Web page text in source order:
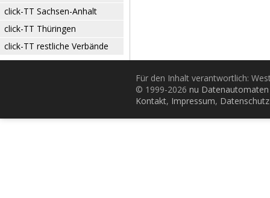
click-TT Sachsen-Anhalt
click-TT Thüringen
click-TT restliche Verbände
Für den Inhalt verantwortlich:
© 1999-2026 nu
Kontakt, Impressum, Datenschutz